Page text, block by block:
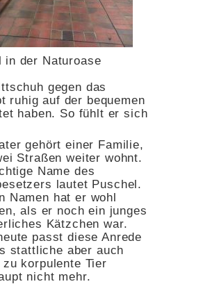
in der Naturoase
gegen das
ruhig auf der bequemen
haben. So fühlt er sich
gehört einer Familie,
Straßen weiter wohnt.
Name des
lautet Puschel.
Namen hat er wohl
als er noch ein junges
Kätzchen war.
passt diese Anrede
stattliche aber auch
zu korpulente Tier
nicht mehr.